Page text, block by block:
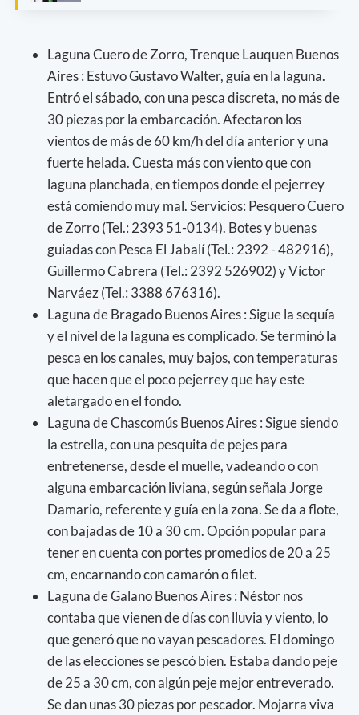
Laguna Cuero de Zorro, Trenque Lauquen Buenos
Aires : Estuvo Gustavo Walter, guía en la laguna.
Entró el sábado, con una pesca discreta, no más de
30 piezas por la embarcación. Afectaron los
vientos de más de 60 km/h del día anterior y una
fuerte helada. Cuesta más con viento que con
laguna planchada, en tiempos donde el pejerrey
está comiendo muy mal. Servicios: Pesquero Cuero
de Zorro (Tel.: 2393 51-0134). Botes y buenas
guiadas con Pesca El Jabalí (Tel.: 2392 - 482916),
Guillermo Cabrera (Tel.: 2392 526902) y Víctor
Narváez (Tel.: 3388 676316).
Laguna de Bragado Buenos Aires : Sigue la sequía
y el nivel de la laguna es complicado. Se terminó la
pesca en los canales, muy bajos, con temperaturas
que hacen que el poco pejerrey que hay este
aletargado en el fondo.
Laguna de Chascomús Buenos Aires : Sigue siendo
la estrella, con una pesquita de pejes para
entretenerse, desde el muelle, vadeando o con
alguna embarcación liviana, según señala Jorge
Damario, referente y guía en la zona. Se da a flote,
con bajadas de 10 a 30 cm. Opción popular para
tener en cuenta con portes promedios de 20 a 25
cm, encarnando con camarón o filet.
Laguna de Galano Buenos Aires : Néstor nos
contaba que vienen de días con lluvia y viento, lo
que generó que no vayan pescadores. El domingo
de las elecciones se pescó bien. Estaba dando peje
de 25 a 30 cm, con algún peje mejor entreverado.
Se dan unas 30 piezas por pescador. Mojarra viva